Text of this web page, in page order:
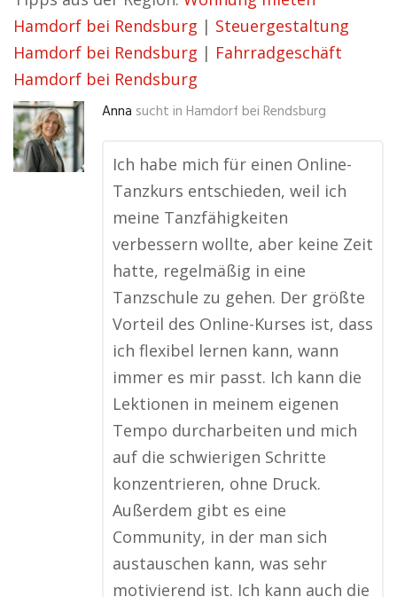
Hamdorf bei Rendsburg | Steuergestaltung
Hamdorf bei Rendsburg | Fahrradgeschäft
Hamdorf bei Rendsburg
Anna sucht in Hamdorf bei Rendsburg
Ich habe mich für einen Online-
Tanzkurs entschieden, weil ich
meine Tanzfähigkeiten
verbessern wollte, aber keine Zeit
hatte, regelmäßig in eine
Tanzschule zu gehen. Der größte
Vorteil des Online-Kurses ist, dass
ich flexibel lernen kann, wann
immer es mir passt. Ich kann die
Lektionen in meinem eigenen
Tempo durcharbeiten und mich
auf die schwierigen Schritte
konzentrieren, ohne Druck.
Außerdem gibt es eine
Community, in der man sich
austauschen kann, was sehr
motivierend ist. Ich kann auch die